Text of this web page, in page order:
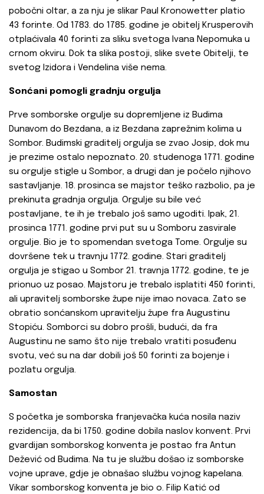
pobočni oltar, a za nju je slikar Paul Kronowetter platio
43 forinte. Od 1783. do 1785. godine je obitelj Krusperovih
otplaćivala 40 forinti za sliku svetoga Ivana Nepomuka u
crnom okviru. Dok ta slika postoji, slike svete Obitelji, te
svetog Izidora i Vendelina više nema.
Sonćani pomogli gradnju orgulja
Prve somborske orgulje su dopremljene iz Budima
Dunavom do Bezdana, a iz Bezdana zaprežnim kolima u
Sombor. Budimski graditelj orgulja se zvao Josip, dok mu
je prezime ostalo nepoznato. 20. studenoga 1771. godine
su orgulje stigle u Sombor, a drugi dan je počelo njihovo
sastavljanje. 18. prosinca se majstor teško razbolio, pa je
prekinuta gradnja orgulja. Orgulje su bile već
postavljane, te ih je trebalo još samo ugoditi. Ipak, 21.
prosinca 1771. godine prvi put su u Somboru zasvirale
orgulje. Bio je to spomendan svetoga Tome. Orgulje su
dovršene tek u travnju 1772. godine. Stari graditelj
orgulja je stigao u Sombor 21. travnja 1772. godine, te je
prionuo uz posao. Majstoru je trebalo isplatiti 450 forinti,
ali upravitelj somborske župe nije imao novaca. Zato se
obratio sonćanskom upravitelju župe fra Augustinu
Stopiću. Somborci su dobro prošli, budući, da fra
Augustinu ne samo što nije trebalo vratiti posuđenu
svotu, već su na dar dobili još 50 forinti za bojenje i
pozlatu orgulja.
Samostan
S početka je somborska franjevačka kuća nosila naziv
rezidencija, da bi 1750. godine dobila naslov konvent. Prvi
gvardijan somborskog konventa je postao fra Antun
Dežević od Budima. Na tu je službu došao iz somborske
vojne uprave, gdje je obnašao službu vojnog kapelana.
Vikar somborskog konventa je bio o. Filip Katić od